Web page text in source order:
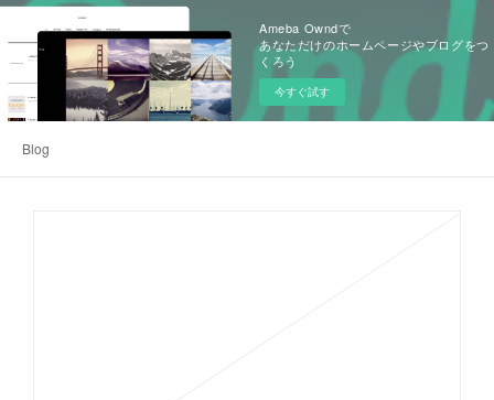
Ameba Owndで
あなただけのホームページやブログをつ
くろう
今すぐ試す
Blog